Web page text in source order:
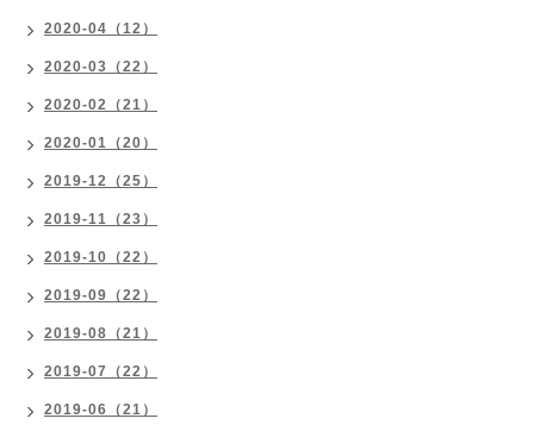
2020-04（12）
2020-03（22）
2020-02（21）
2020-01（20）
2019-12（25）
2019-11（23）
2019-10（22）
2019-09（22）
2019-08（21）
2019-07（22）
2019-06（21）